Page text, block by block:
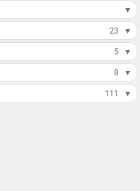
▼
23 ▼
5 ▼
8 ▼
111 ▼